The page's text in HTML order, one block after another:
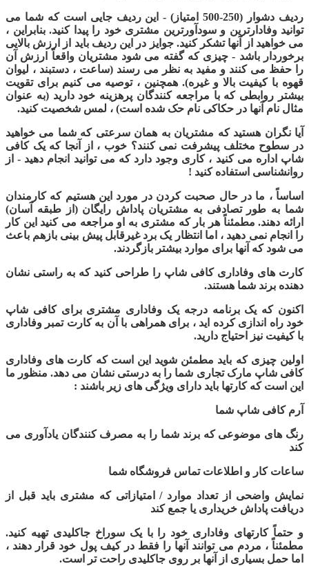
ردیف دشوار (250-500 امتیاز) - این ردیف جایی است که شما می
توانید وفادارترین و سودآورترین مشتری خود را پیدا کنید. بنابراین ،
می خواهید از آنها تشکر کنید. جوایز در این ردیف باید از ارزش بالایی
برخوردار باشد - چیزی که گفته می شود مشتریان واقعاً ارزش آن
را حفظ می کنند و مفید به نظر می رسند (ساعت ، دستبند ، لیوان
قهوه با کیفیت بالا و غیره). همچنین ، توصیه می کنیم برای تقویت
بیشتر روابطی که با مراجعه کنندگان پرهزینه خود دارید (به عنوان
مثال نام آنها در حکاکی نام حک شده است) ، لمس شخصیت کنید.
آیا نگران هستید که مشتریان به همان سرعتی که شما می خواهید
در سطوح مختلف پیشرفت نمی کنند؟ خوب ، از آنجا که یک کافی
شاپ اداره می کنید ، کاری وجود دارد که می توانید انجام دهید - از
روانشناسی استفاده کنید !
اساساً ، ما در حال صحبت کردن در مورد این هستیم که کارمندان
شما به طور تصادفی به مشتریان پاداش رایگان (از طبقه آسان)
ارائه دهند. مطمئناً هر بار که مشتری به او مراجعه می کنید این کار
را انجام نمی دهید ، اما انتظار یک برد غیرقابل پیش بینی بازهم باعث
می شود که آنها برای موارد بیشتر بازگردند.
کارت های وفاداری کافی شاپ را طراحی کنید که به راستی نشان
دهنده برند شما هستند.
اکنون که یک برنامه درجه یک وفاداری مشتری برای کافی شاپ
خود راه اندازی کرده اید ، برای همراهی با آن به کارت تمبر وفاداری
با کیفیت نیز احتیاج دارید.
اولین چیزی که باید مطمئن شوید این است که کارت های وفاداری
کافی شاپ مارک تجاری شما را به درستی نشان می دهد. منظور ما
این است که کارتها باید دارای ویژگی های زیر باشند :
آرم کافی شاپ شما
رنگ های موضوعی که برند شما را به مصرف کنندگان یادآوری می
کند
ساعات کار و اطلاعات تماس فروشگاه شما
نمایش واضحی از تعداد موارد / امتیازاتی که مشتری باید قبل از
دریافت پاداش خریداری یا جمع کند
و حتماً کارتهای وفاداری خود را با یک سوراخ جاکلیدی تهیه کنید.
مطمئناً ، مردم می توانند آنها را فقط در کیف پول خود قرار دهند ،
اما حمل بسیاری از آنها بر روی جاکلیدی راحت تر است.